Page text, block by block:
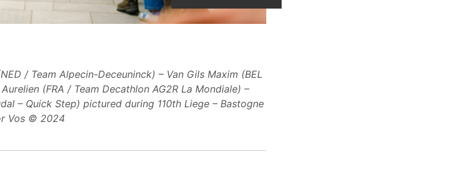
/ Team Alpecin-Deceuninck) – Van Gils Maxim (BEL
(FRA / Team Decathlon AG2R La Mondiale) –
– Quick Step) pictured during 110th Liege – Bastogne
Vos © 2024